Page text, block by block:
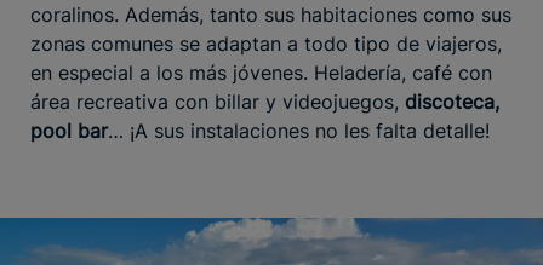
coralinos. Además, tanto sus habitaciones como sus
zonas comunes se adaptan a todo tipo de viajeros,
en especial a los más jóvenes. Heladería, café con
área recreativa con billar y videojuegos, discoteca,
pool bar… ¡A sus instalaciones no les falta detalle!